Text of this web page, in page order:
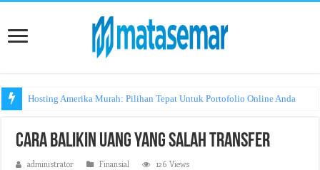
Hosting Amerika Murah: Pilihan Tepat Untuk Portofolio Online Anda
Cara Balikin Uang yang Salah Transfer
administrator Finansial 126 Views